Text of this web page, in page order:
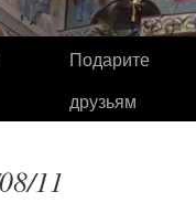
Подарите
друзьям
11